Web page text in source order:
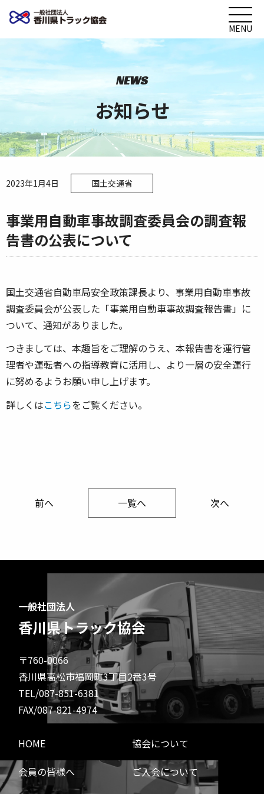
MENU
NEWS
お知らせ
2023年1月4日 国土交通省
事業用自動車事故調査委員会の調査報
告書の公表について
国土交通省自動車局安全政策課長より、事業用自動車事故
調査委員会が公表した「事業用自動車事故調査報告書」に
ついて、通知がありました。
つきましては、本趣旨をご理解のうえ、本報告書を運行管
理者や運転者への指導教育に活用し、より一層の安全運行
に努めるようお願い申し上げます。
詳しくはこちらをご覧ください。
前へ 一覧へ 次へ
一般社団法人
香川県トラック協会
〒760-0066
香川県高松市福岡町3丁目2番3号
TEL/087-851-6381
FAX/087-821-4974
HOME
協会について
会員の皆様へ
ご入会について